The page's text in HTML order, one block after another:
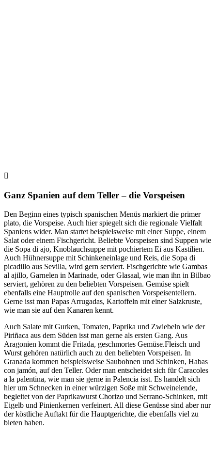
Ganz Spanien auf dem Teller – die Vorspeisen
Den Beginn eines typisch spanischen Menüs markiert die primer
plato, die Vorspeise. Auch hier spiegelt sich die regionale Vielfalt
Spaniens wider. Man startet beispielsweise mit einer Suppe, einem
Salat oder einem Fischgericht. Beliebte Vorspeisen sind Suppen wie
die Sopa di ajo, Knoblauchsuppe mit pochiertem Ei aus Kastilien.
Auch Hühnersuppe mit Schinkeneinlage und Reis, die Sopa di
picadillo aus Sevilla, wird gern serviert. Fischgerichte wie Gambas
al ajillo, Garnelen in Marinade, oder Glasaal, wie man ihn in Bilbao
serviert, gehören zu den beliebten Vorspeisen. Gemüse spielt
ebenfalls eine Hauptrolle auf den spanischen Vorspeisentellern.
Gerne isst man Papas Arrugadas, Kartoffeln mit einer Salzkruste,
wie man sie auf den Kanaren kennt.
Auch Salate mit Gurken, Tomaten, Paprika und Zwiebeln wie der
Piriñaca aus dem Süden isst man gerne als ersten Gang. Aus
Aragonien kommt die Fritada, geschmortes Gemüse.Fleisch und
Wurst gehören natürlich auch zu den beliebten Vorspeisen. In
Granada kommen beispielsweise Saubohnen und Schinken, Habas
con jamón, auf den Teller. Oder man entscheidet sich für Caracoles
a la palentina, wie man sie gerne in Palencia isst. Es handelt sich
hier um Schnecken in einer würzigen Soße mit Schweinelende,
begleitet von der Paprikawurst Chorizo und Serrano-Schinken, mit
Eigelb und Pinienkernen verfeinert. All diese Genüsse sind aber nur
der köstliche Auftakt für die Hauptgerichte, die ebenfalls viel zu
bieten haben.